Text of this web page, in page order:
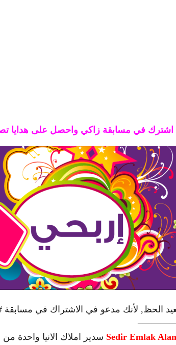
اشترك في مسابقة زاكي واحصل على هدايا
الحظ, لأنك مدعو في الاشتراك في مسابقة
سدير املاك الانيا واحدة